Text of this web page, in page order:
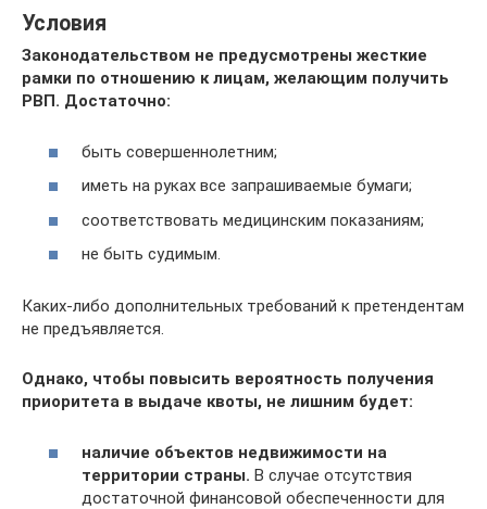
Условия
Законодательством не предусмотрены жесткие
рамки по отношению к лицам, желающим получить
РВП. Достаточно:
быть совершеннолетним;
иметь на руках все запрашиваемые бумаги;
соответствовать медицинским показаниям;
не быть судимым.
Каких-либо дополнительных требований к претендентам
не предъявляется.
Однако, чтобы повысить вероятность получения
приоритета в выдаче квоты, не лишним будет:
наличие объектов недвижимости на
территории страны. В случае отсутствия
достаточной финансовой обеспеченности для